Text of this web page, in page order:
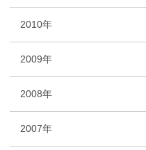
2010年
2009年
2008年
2007年